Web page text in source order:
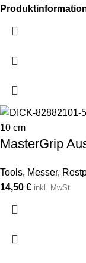
MasterGrip
Tools, Messer,
14,50 € inkl. MwSt